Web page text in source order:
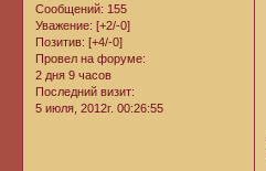
Сообщений: 155
Уважение: [+2/-0]
Позитив: [+4/-0]
Провел на форуме:
2 дня 9 часов
Последний визит:
5 июля, 2012г. 00:26:55